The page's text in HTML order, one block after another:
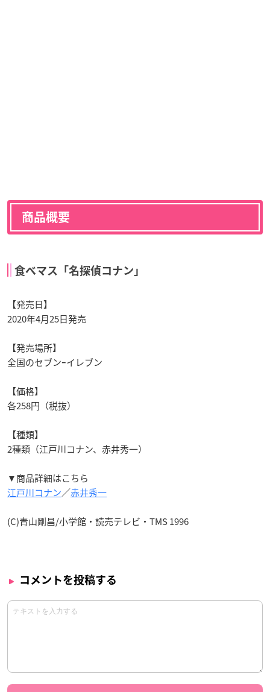
商品概要
食べマス「名探偵コナン」
【発売日】
2020年4月25日発売
【発売場所】
全国のセブンｰイレブン
【価格】
各258円 （税抜）
【種類】
2種類（江戸川コナン、赤井秀一）
▼商品詳細はこちら
江戸川コナン／赤井秀一
(C)青山剛昌/小学館・読売テレビ・TMS 1996
コメントを投稿する